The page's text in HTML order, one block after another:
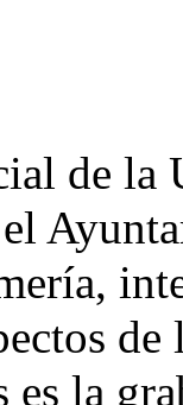
de la
la